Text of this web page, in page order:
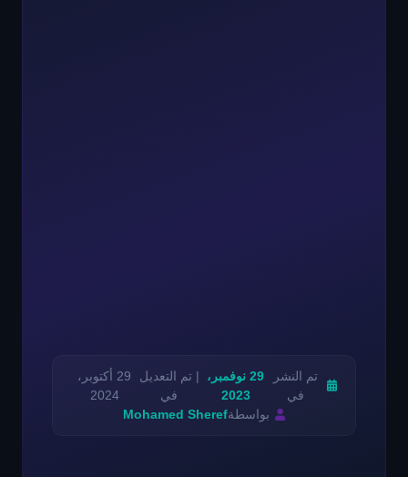
تم النشر
في
29 نوفمبر،
2023
| تم التعديل
في
29 أكتوبر،
2024
بواسطةMohamed Sheref